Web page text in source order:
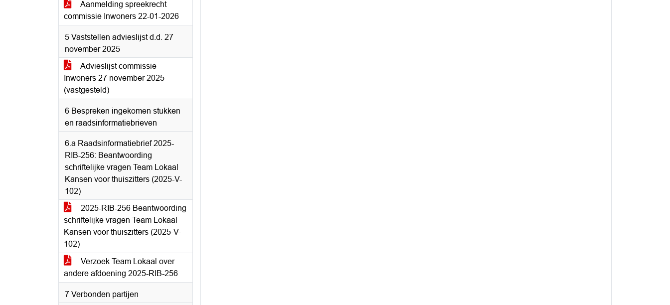
Aanmelding spreekrecht
commissie Inwoners 22-01-2026
5 Vaststellen advieslijst d.d. 27
november 2025
Advieslijst commissie
Inwoners 27 november 2025
(vastgesteld)
6 Bespreken ingekomen stukken
en raadsinformatiebrieven
6.a Raadsinformatiebrief 2025-
RIB-256: Beantwoording
schriftelijke vragen Team Lokaal
Kansen voor thuiszitters (2025-V-
102)
2025-RIB-256 Beantwoording
schriftelijke vragen Team Lokaal
Kansen voor thuiszitters (2025-V-
102)
Verzoek Team Lokaal over
andere afdoening 2025-RIB-256
7 Verbonden partijen